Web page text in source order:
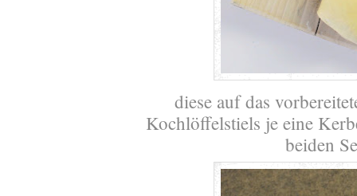
diese auf das
Kochlöffelstiels je eine
beiden